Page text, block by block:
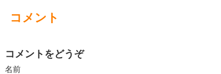
コメント
コメントをどうぞ
名前